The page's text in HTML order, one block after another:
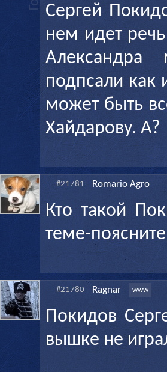
Сергей
нем идет
подпсали как
может быть
Хайдарову. А?
#21781 Romario Agro
Кто такой
теме-
#21780 Ragnar www
Покидов
вышке не